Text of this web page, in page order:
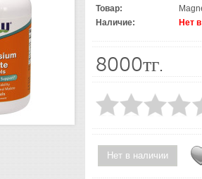
Товар:
Наличие:
Нет
8000тг.
Нет в наличии